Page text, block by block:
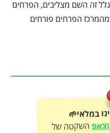
זה השם מצליבים, הפרחים
הפרחים פורחים
במלאי🌱
השקטה של
אורגניקו וקבלו עדכונים לפני כולם – על